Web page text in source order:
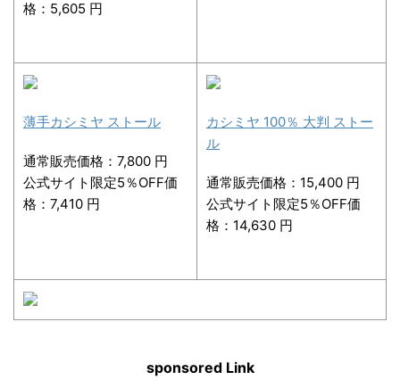
格：5,605 円
薄手カシミヤ ストール
通常販売価格：7,800 円
公式サイト限定5％OFF価
格：7,410 円
カシミヤ 100％ 大判 ストー
ル
通常販売価格：15,400 円
公式サイト限定5％OFF価
格：14,630 円
sponsored Link